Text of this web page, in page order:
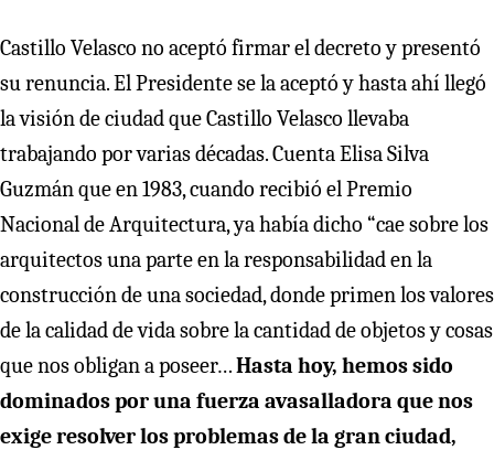
Castillo Velasco no aceptó firmar el decreto y presentó
su renuncia. El Presidente se la aceptó y hasta ahí llegó
la visión de ciudad que Castillo Velasco llevaba
trabajando por varias décadas. Cuenta Elisa Silva
Guzmán que en 1983, cuando recibió el Premio
Nacional de Arquitectura, ya había dicho “cae sobre los
arquitectos una parte en la responsabilidad en la
construcción de una sociedad, donde primen los valores
de la calidad de vida sobre la cantidad de objetos y cosas
que nos obligan a poseer…Hasta hoy, hemos sido
dominados por una fuerza avasalladora que nos
exige resolver los problemas de la gran ciudad,